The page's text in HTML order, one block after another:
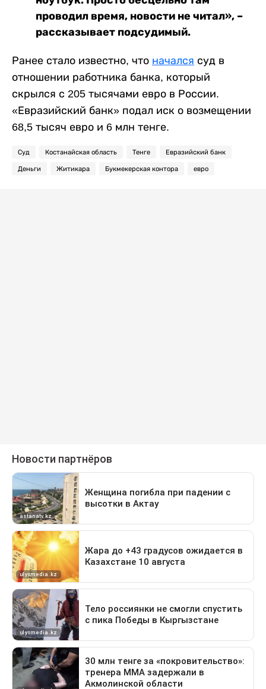
проводил время, новости не читал», –
рассказывает подсудимый.
Ранее стало известно, что начался суд в
отношении работника банка, который
скрылся с 205 тысячами евро в России.
«Евразийский банк» подал иск о возмещении
68,5 тысяч евро и 6 млн тенге.
Суд Костанайская область Тенге Евразийский банк
Деньги Житикара Букмекерская контора евро